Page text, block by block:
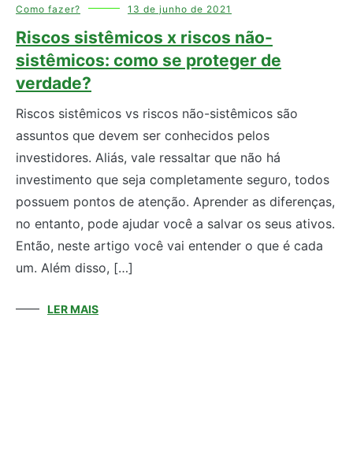
Como fazer? 13 de junho de 2021
Riscos sistêmicos x riscos não-
sistêmicos: como se proteger de
verdade?
Riscos sistêmicos vs riscos não-sistêmicos são
assuntos que devem ser conhecidos pelos
investidores. Aliás, vale ressaltar que não há
investimento que seja completamente seguro, todos
possuem pontos de atenção. Aprender as diferenças,
no entanto, pode ajudar você a salvar os seus ativos.
Então, neste artigo você vai entender o que é cada
um. Além disso, […]
LER MAIS